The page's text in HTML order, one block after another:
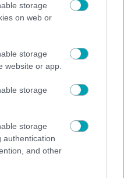
storage
on web or
storage
website or app.
storage
storage
authentication
and other